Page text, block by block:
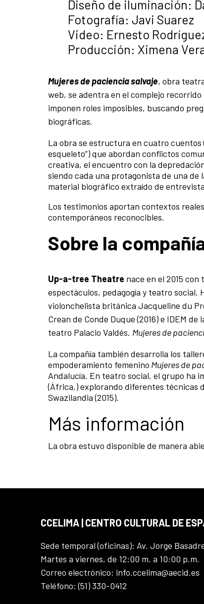
Diseño de iluminación:
Fotografía: Javi Suarez
Video: Ernesto
Producción: Ximena
Mujeres de paciencia salvaje, obra
web, se adentra en el complejo
imponen roles imposibles, buscando
biográficas.
La obra se estructura en cuatro cuentos
esqueleto”) que abordan conflictos
creativa, el encuentro con la
siendo cada una protagonista de una
material biográfico extraído de
Los testimonios aportan contextos
contemporáneos reconocibles.
Sobre la
Up-a-tree Theatre nace en el 2015
espectáculos, pedagogía y teatro social.
violonchelista británica Jacqueline du
Crean de Conde Duque (2016) e IDEM
teatro Palacio Valdés. Mujeres de
La compañía también desarrolla los
empoderamiento femenino Mujeres de
Andalucía. En teatro social, el grupo ha
(África,) explorando diferentes técnicas
Swazilandia (2015).
Más información
La obra estuvo disponible de manera
CCELIMA | CENTRO CULTURAL DE
Sede temporal (oficinas): Av. Jorge
Martes a viernes, de 12:00 m. a 10:00 p.m.
Correo electrónico: info.ccelima@aecid.es
Teléfono: (51) 330-0412